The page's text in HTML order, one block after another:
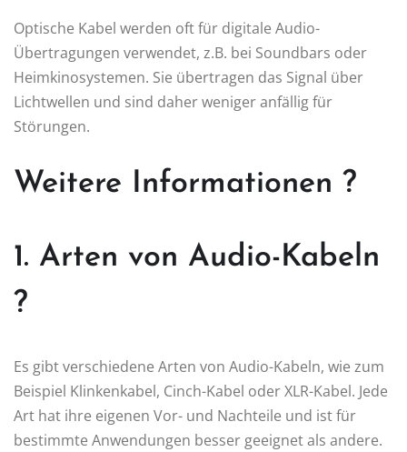
Optische Kabel werden oft für digitale Audio-
Übertragungen verwendet, z.B. bei Soundbars oder
Heimkinosystemen. Sie übertragen das Signal über
Lichtwellen und sind daher weniger anfällig für
Störungen.
Weitere Informationen ?
1. Arten von Audio-Kabeln
?
Es gibt verschiedene Arten von Audio-Kabeln, wie zum
Beispiel Klinkenkabel, Cinch-Kabel oder XLR-Kabel. Jede
Art hat ihre eigenen Vor- und Nachteile und ist für
bestimmte Anwendungen besser geeignet als andere.